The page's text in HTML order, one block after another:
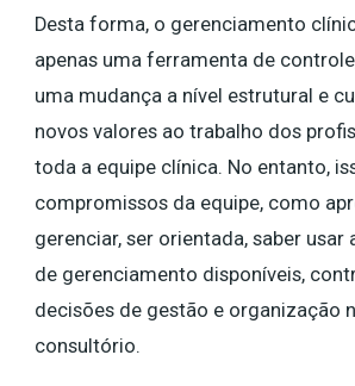
Desta forma, o gerenciamento
apenas uma ferramenta de
uma mudança a nível estrutural e
novos valores ao trabalho dos
toda a equipe clínica. No entanto,
compromissos da equipe, como
gerenciar, ser orientada, saber usar
de gerenciamento disponíveis,
decisões de gestão e organização
consultório.